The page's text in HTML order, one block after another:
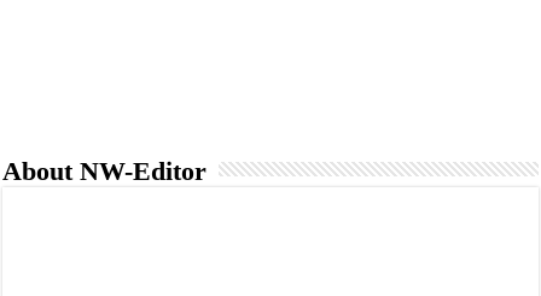
About NW-Editor